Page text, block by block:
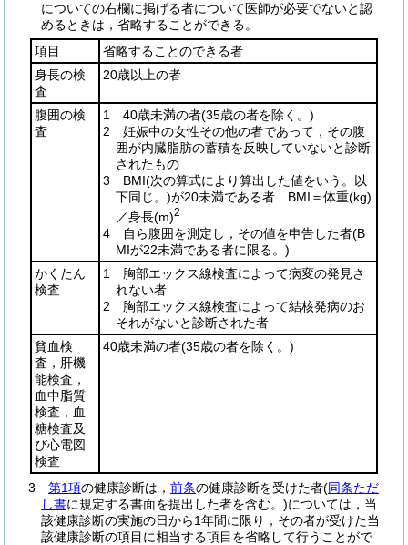
についての右欄に掲げる者について医師が必要でないと認
めるときは，省略することができる。
項目
省略することのできる者
身長の検
査
20歳以上の者
腹囲の検
査
1 40歳未満の者(35歳の者を除く。)
2 妊娠中の女性その他の者であって，その腹
囲が内臓脂肪の蓄積を反映していないと診断
されたもの
3 BMI(次の算式により算出した値をいう。以
下同じ。)が20未満である者 BMI＝体重(kg)
／身長(m)2
4 自ら腹囲を測定し，その値を申告した者(B
MIが22未満である者に限る。)
かくたん
検査
1 胸部エックス線検査によって病変の発見さ
れない者
2 胸部エックス線検査によって結核発病のお
それがないと診断された者
貧血検
査，肝機
能検査，
血中脂質
検査，血
糖検査及
び心電図
検査
40歳未満の者(35歳の者を除く。)
3 第1項の健康診断は， 前条の健康診断を受けた者(同条ただ
し書に規定する書面を提出した者を含む。)については，当
該健康診断の実施の日から1年間に限り，その者が受けた当
該健康診断の項目に相当する項目を省略して行うことがで